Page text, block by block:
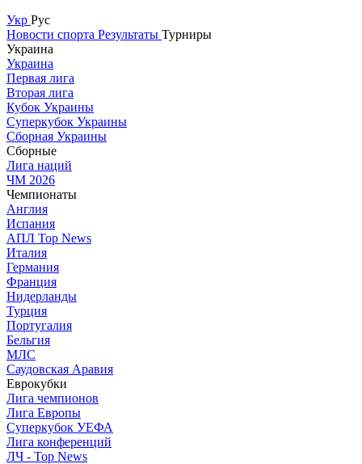
Укр Рус
Новости спорта Результаты Турниры
Украина
Украина
Первая лига
Вторая лига
Кубок Украины
Суперкубок Украины
Сборная Украины
Сборные
Лига наций
ЧМ 2026
Чемпионаты
Англия
Испания
АПЛ Top News
Италия
Германия
Франция
Нидерланды
Турция
Португалия
Бельгия
МЛС
Саудовская Аравия
Еврокубки
Лига чемпионов
Лига Европы
Суперкубок УЕФА
Лига конференций
ЛЧ - Top News